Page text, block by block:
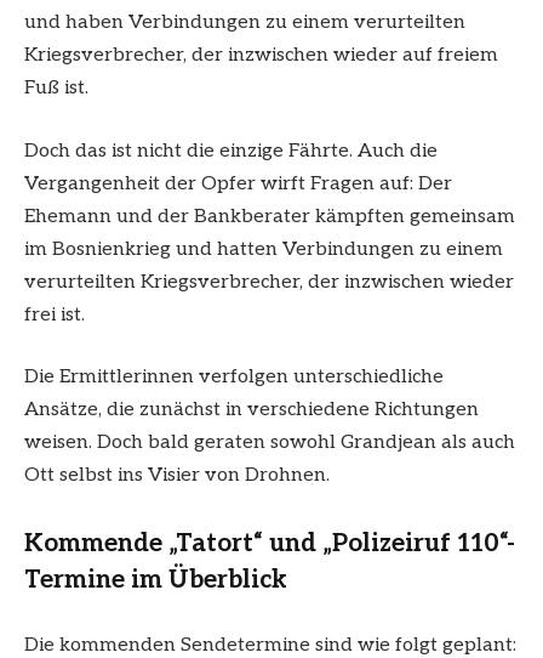
und haben Verbindungen zu einem verurteilten
Kriegsverbrecher, der inzwischen wieder auf freiem
Fuß ist.
Doch das ist nicht die einzige Fährte. Auch die
Vergangenheit der Opfer wirft Fragen auf: Der
Ehemann und der Bankberater kämpften gemeinsam
im Bosnienkrieg und hatten Verbindungen zu einem
verurteilten Kriegsverbrecher, der inzwischen wieder
frei ist.
Die Ermittlerinnen verfolgen unterschiedliche
Ansätze, die zunächst in verschiedene Richtungen
weisen. Doch bald geraten sowohl Grandjean als auch
Ott selbst ins Visier von Drohnen.
Kommende „Tatort“ und „Polizeiruf 110“-
Termine im Überblick
Die kommenden Sendetermine sind wie folgt geplant: